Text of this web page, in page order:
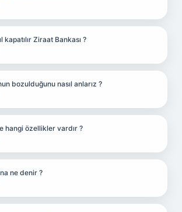
kapatılır Ziraat Bankası ?
bozulduğunu nasıl anlarız ?
hangi özellikler vardır ?
ne denir ?